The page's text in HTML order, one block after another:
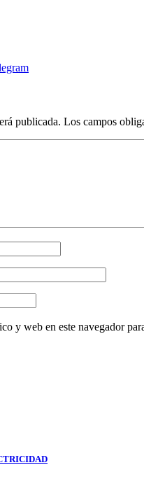
publicada. Los campos
y web en este navegador